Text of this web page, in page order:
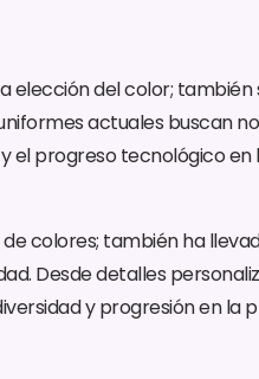
elección del color;
actuales buscan
el progreso tecnológico en
colores; también ha
Desde detalles
y progresión en la